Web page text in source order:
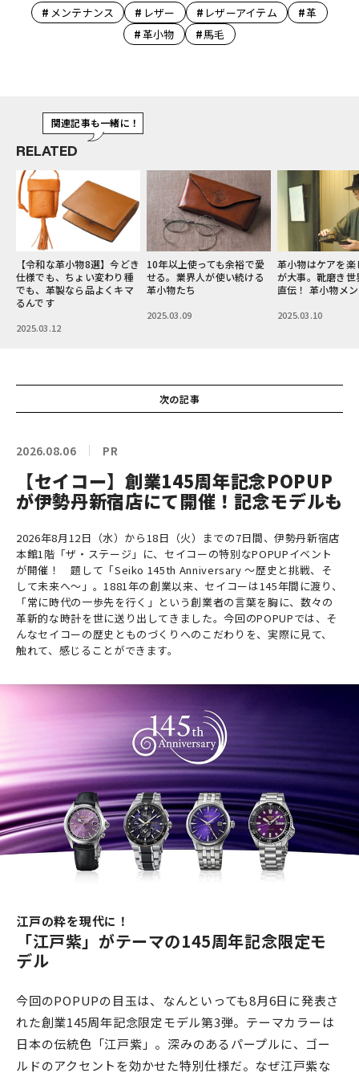
# メンテナンス # レザー # レザーアイテム #革
#革小物 #馬毛
RELATED
関連記事も一緒に！
【令和な革小物8選】今どき
仕様でも、ちょい変わり種
でも、革製なら品よくキマ
るんです
2025.03.12
10年以上使っても余裕で愛
せる。業界人が使い続ける
革小物たち
2025.03.09
革小物はケアを楽
が大事。靴磨き世
直伝！ 革小物メ
2025.03.10
次の記事
2026.08.06 PR
【セイコー】創業145周年記念POPUP
が伊勢丹新宿店にて開催！記念モデルも
2026年8月12日（水）から18日（火）までの7日間、伊勢丹新宿店
本館1階「ザ・ステージ」に、セイコーの特別なPOPUPイベント
が開催！ 題して「Seiko 145th Anniversary ～歴史と挑戦、そ
して未来へ～」。1881年の創業以来、セイコーは145年間に渡り、
「常に時代の一歩先を行く」という創業者の言葉を胸に、数々の
革新的な時計を世に送り出してきました。今回のPOPUPでは、そ
んなセイコーの歴史とものづくりへのこだわりを、実際に見て、
触れて、感じることができます。
江戸の粋を現代に！
「江戸紫」がテーマの145周年記念限定モ
デル
今回のPOPUPの目玉は、なんといっても8月6日に発表さ
れた創業145周年記念限定モデル第3弾。テーマカラーは
日本の伝統色「江戸紫」。深みのあるパープルに、ゴー
ルドのアクセントを効かせた特別仕様だ。なぜ江戸紫な